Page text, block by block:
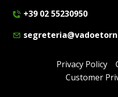
+39 02 55230950
Privacy Policy
Customer